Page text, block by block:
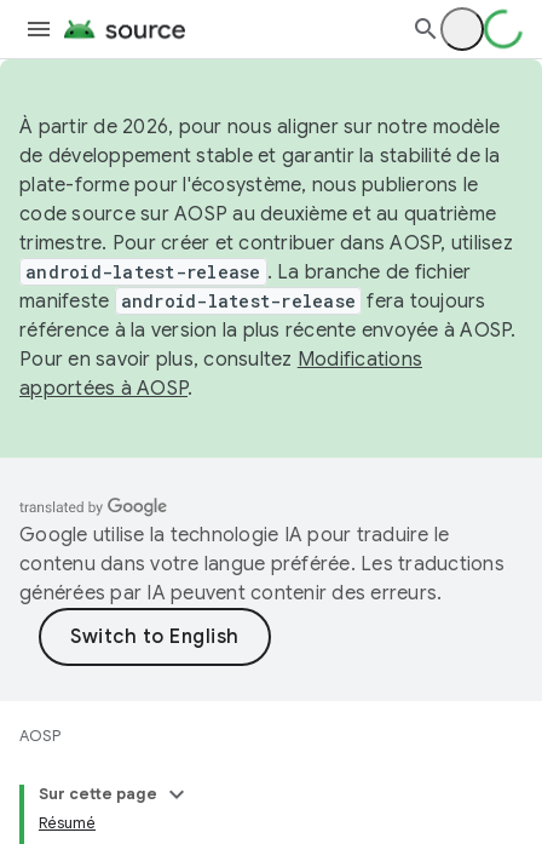
À partir de 2026, pour nous aligner sur notre modèle
de développement stable et garantir la stabilité de la
plate-forme pour l'écosystème, nous publierons le
code source sur AOSP au deuxième et au quatrième
trimestre. Pour créer et contribuer dans AOSP, utilisez
android-latest-release . La branche de fichier
manifeste android-latest-release fera toujours
référence à la version la plus récente envoyée à AOSP.
Pour en savoir plus, consultez Modifications
apportées à AOSP.
Google utilise la technologie IA pour traduire le
contenu dans votre langue préférée. Les traductions
générées par IA peuvent contenir des erreurs.
AOSP
Sur cette page
Résumé